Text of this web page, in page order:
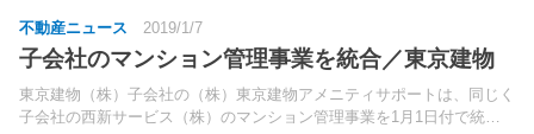
不動産ニュース 2019/1/7
子会社のマンション管理事業を統合／東京建物
東京建物（株）子会社の（株）東京建物アメニティサポートは、同じく
子会社の西新サービス（株）のマンション管理事業を1月1日付で統合